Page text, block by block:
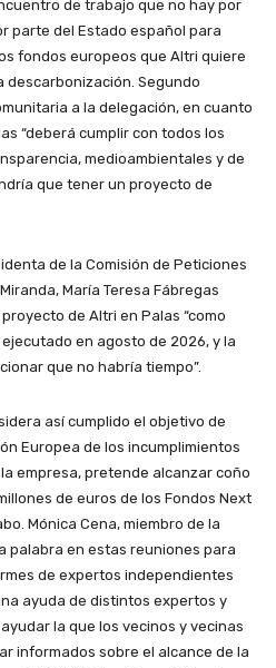
de trabajo que no hay por
parte del Estado español para
fondos europeos que Altri quiere
descarbonización. Segundo
a la delegación, en cuanto
“deberá cumplir con todos los
medioambientales y de
que tener un proyecto de
de la Comisión de Peticiones
María Teresa Fábregas
de Altri en Palas “como
en agosto de 2026, y la
que no habría tiempo”.
así cumplido el objetivo de
Europea de los incumplimientos
empresa, pretende alcanzar coño
de euros de los Fondos Next
Mónica Cena, miembro de la
palabra en estas reuniones para
de expertos independientes
ayuda de distintos expertos y
la que los vecinos y vecinas
informados sobre el alcance de la